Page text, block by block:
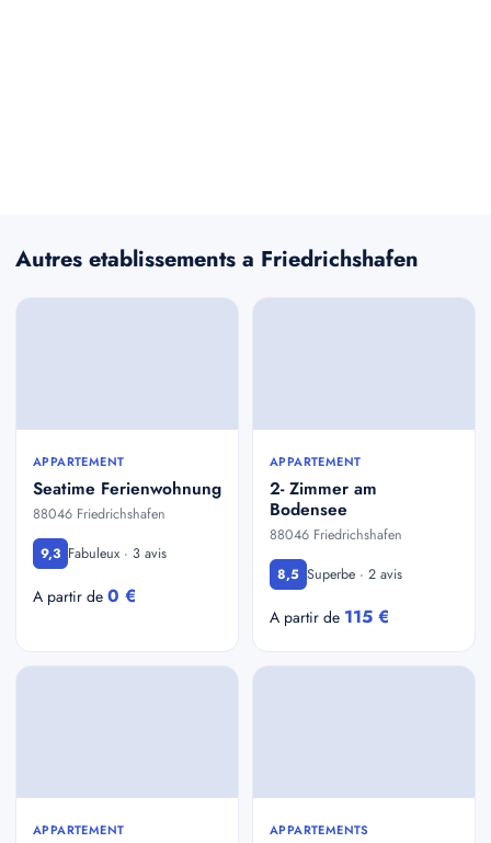
Autres etablissements a Friedrichshafen
APPARTEMENT
Seatime Ferienwohnung
88046 Friedrichshafen
9,3 Fabuleux · 3 avis
A partir de 0 €
APPARTEMENT
2- Zimmer am
Bodensee
88046 Friedrichshafen
8,5 Superbe · 2 avis
A partir de 115 €
APPARTEMENT APPARTEMENTS